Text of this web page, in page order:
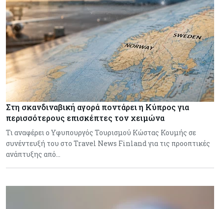
Στη σκανδιναβική αγορά ποντάρει η Κύπρος για
περισσότερους επισκέπτες τον χειμώνα
Τι αναφέρει ο Υφυπουργός Τουρισμού Κώστας Κουμής σε
συνέντευξή του στο Travel News Finland για τις προοπτικές
ανάπτυξης από…